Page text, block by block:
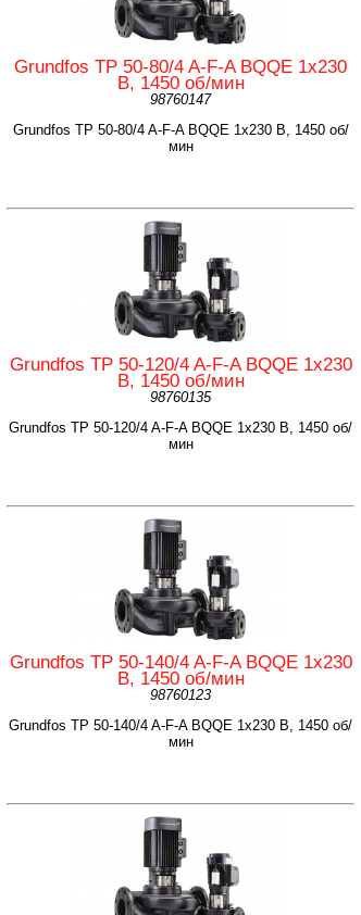
Grundfos TP 50-80/4 A-F-A BQQE 1x230
В, 1450 об/мин
98760147
Grundfos TP 50-80/4 A-F-A BQQE 1x230 В, 1450 об/
мин
Grundfos TP 50-120/4 A-F-A BQQE 1x230
В, 1450 об/мин
98760135
Grundfos TP 50-120/4 A-F-A BQQE 1x230 В, 1450 об/
мин
Grundfos TP 50-140/4 A-F-A BQQE 1x230
В, 1450 об/мин
98760123
Grundfos TP 50-140/4 A-F-A BQQE 1x230 В, 1450 об/
мин